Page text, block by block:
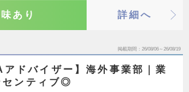
あり 詳細へ
掲載期間 26/08/06～26/08/19
アドバイザー】海外事業部｜業
センティブ◎